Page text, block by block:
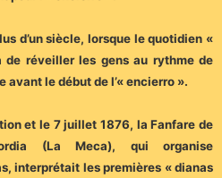
d’un siècle, lorsque le quotidien «
de réveiller les gens au rythme de
le début de l’« encierro ».
et le 7 juillet 1876, la Fanfare de
(La Meca), qui organise
interprétait les premières « dianas